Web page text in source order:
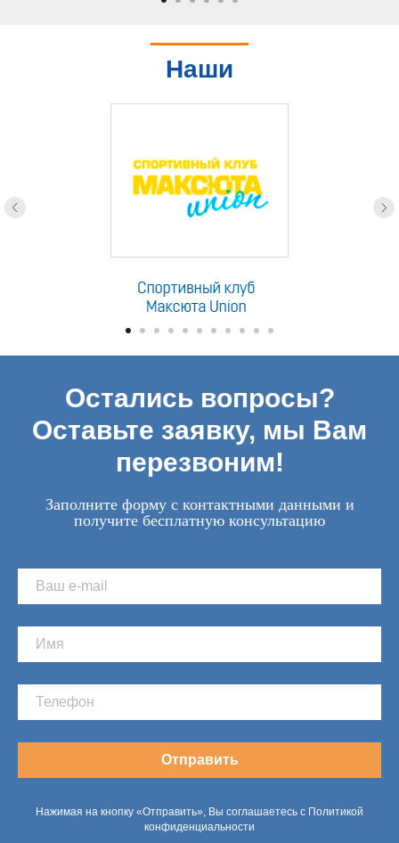
Наши
Остались вопросы?
Оставьте заявку, мы Вам
перезвоним!
Заполните форму с контактными данными и
получите бесплатную консультацию
Отправить
Нажимая на кнопку «Отправить», Вы соглашаетесь с Политикой
конфиденциальности